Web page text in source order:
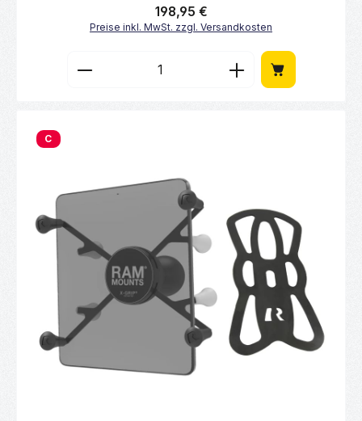
Regulärer Preis:
198,95 €
Preise inkl. MwSt. zzgl. Versandkosten
Produkt Anzahl: Gib den gewünschten
C